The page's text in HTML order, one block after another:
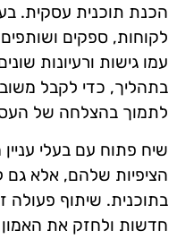
הכנת תוכנית עסקית.
לקוחות, ספקים
עמו גישות ורעיונות
בתהליך, כדי לקבל
לתמוך בהצלחה של
שיח פתוח עם בעלי
הציפיות שלהם, אלא גם
בתוכנית. שיתוף פעולה
חדשות ולחזק את האמון